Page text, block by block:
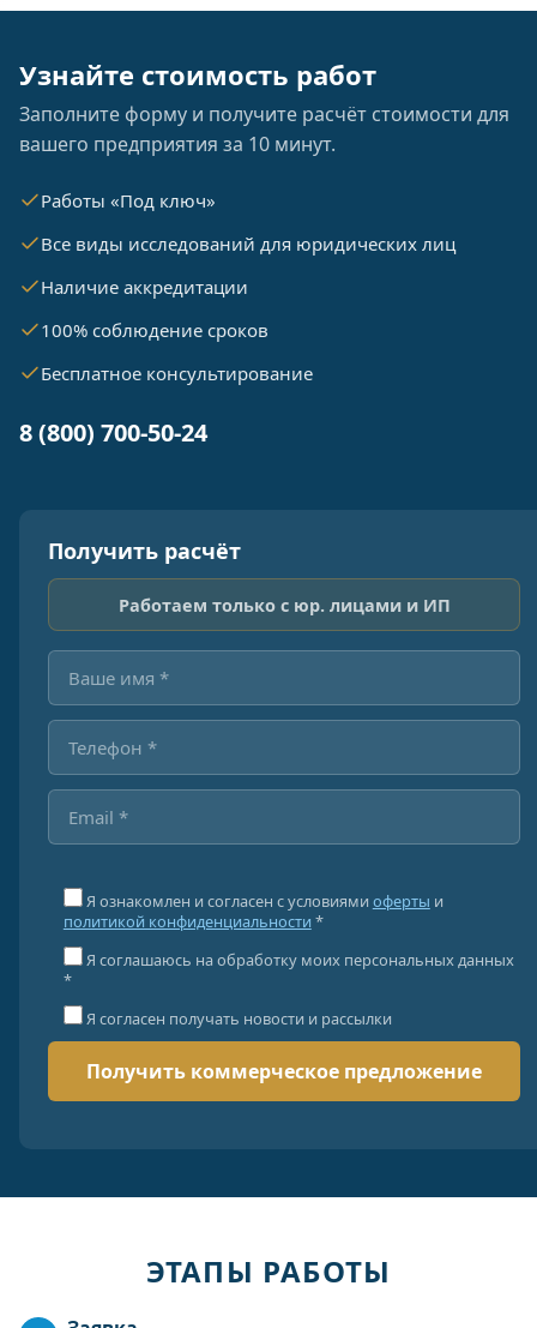
Узнайте стоимость работ
Заполните форму и получите расчёт стоимости для
вашего предприятия за 10 минут.
Работы «Под ключ»
Все виды исследований для юридических лиц
Наличие аккредитации
100% соблюдение сроков
Бесплатное консультирование
8 (800) 700-50-24
Получить расчёт
Работаем только с юр. лицами и ИП
Я ознакомлен и согласен с условиями оферты и
политикой конфиденциальности *
Я соглашаюсь на обработку моих персональных данных
*
Я согласен получать новости и рассылки
ЭТАПЫ РАБОТЫ